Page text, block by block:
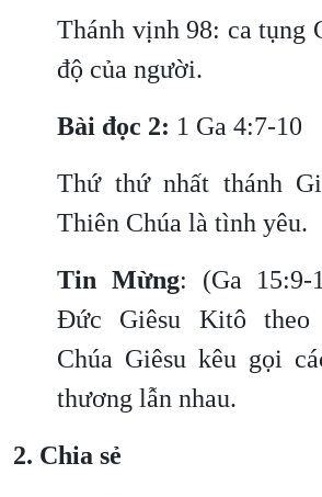
Thánh vịnh 98: ca tụng
độ của người.
Bài đọc 2: 1 Ga 4:7-10
Thứ thứ nhất thánh
Thiên Chúa là tình yêu.
Tin Mừng: (Ga 15:9-
Đức Giêsu Kitô theo
Chúa Giêsu kêu gọi
thương lẫn nhau.
2. Chia sẻ